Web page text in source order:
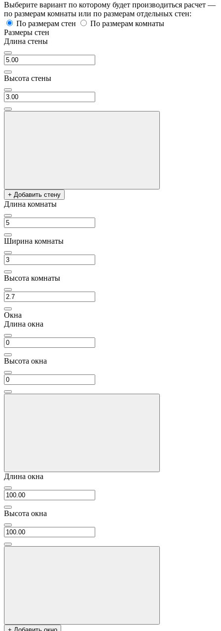
Выберите вариант по которому будет производиться расчет —
по размерам комнаты или по размерам отдельных стен:
По размерам стен
По размерам комнаты
Размеры стен
Длина стены
Высота стены
+ Добавить стену
Длина комнаты
Ширина комнаты
Высота комнаты
Окна
Длина окна
Высота окна
Длина окна
Высота окна